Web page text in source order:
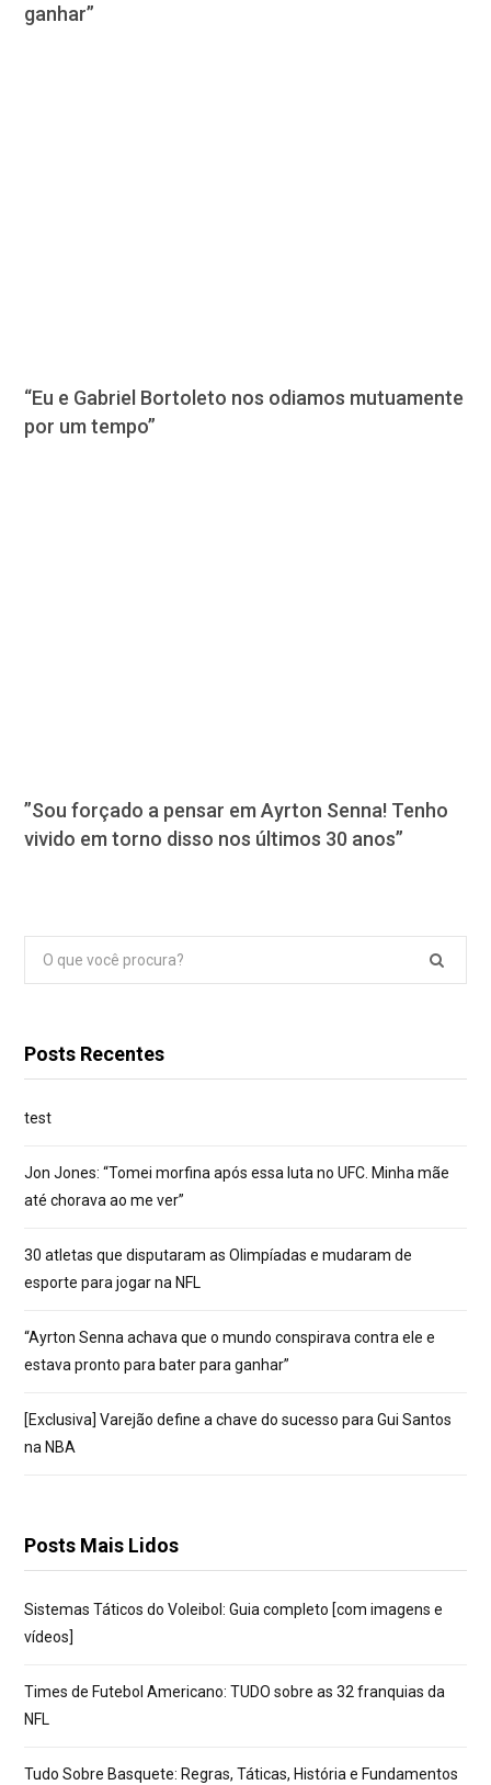
ganhar”
“Eu e Gabriel Bortoleto nos odiamos mutuamente
por um tempo”
”Sou forçado a pensar em Ayrton Senna! Tenho
vivido em torno disso nos últimos 30 anos”
Pesquisar
por:
Posts Recentes
test
Jon Jones: “Tomei morfina após essa luta no UFC. Minha mãe
até chorava ao me ver”
30 atletas que disputaram as Olimpíadas e mudaram de
esporte para jogar na NFL
“Ayrton Senna achava que o mundo conspirava contra ele e
estava pronto para bater para ganhar”
[Exclusiva] Varejão define a chave do sucesso para Gui Santos
na NBA
Posts Mais Lidos
Sistemas Táticos do Voleibol: Guia completo [com imagens e
vídeos]
Times de Futebol Americano: TUDO sobre as 32 franquias da
NFL
Tudo Sobre Basquete: Regras, Táticas, História e Fundamentos